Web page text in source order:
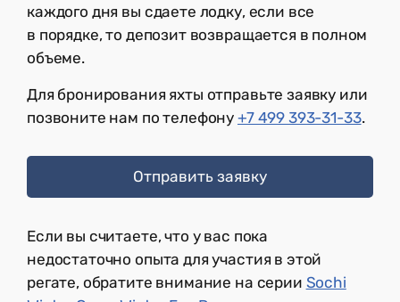
каждого дня вы сдаете лодку, если все
в порядке, то депозит возвращается в полном
объеме.
Для бронирования яхты отправьте заявку или
позвоните нам по телефону +7 499 393-31-33.
Отправить заявку
Если вы считаете, что у вас пока
недостаточно опыта для участия в этой
регате, обратите внимание на серии Sochi